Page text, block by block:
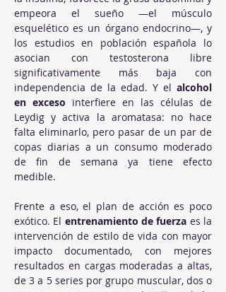
empeora el sueño —el músculo
esquelético es un órgano endocrino—, y
los estudios en población española lo
asocian con testosterona libre
significativamente más baja con
independencia de la edad. Y el alcohol
en exceso interfiere en las células de
Leydig y activa la aromatasa: no hace
falta eliminarlo, pero pasar de un par de
copas diarias a un consumo moderado
de fin de semana ya tiene efecto
medible.
Frente a eso, el plan de acción es poco
exótico. El entrenamiento de fuerza es la
intervención de estilo de vida con mayor
impacto documentado, con mejores
resultados en cargas moderadas a altas,
de 3 a 5 series por grupo muscular, dos o